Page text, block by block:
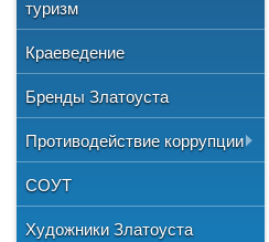
Учетная политика
и отдыха
№3"
"Детская школа искусств №1"
"Детская школа искусств №3"
Городской методический совет
Национальные культурные
центры
Литературное объединение
"Мартен"
Профсоюзная организация
обслуживания
Нормативно-правовая база
Фото
Видео
туризм
Краеведение
Бренды Златоуста
Противодействие коррупции
Документы
Сведения о доходах
СОУТ
Художники Златоуста